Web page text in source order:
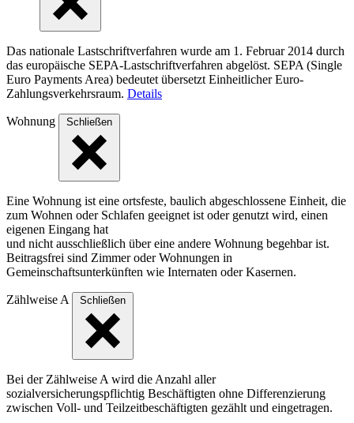
Das nationale Lastschriftverfahren wurde am 1. Februar 2014 durch
das europäische SEPA-Lastschriftverfahren abgelöst. SEPA (Single
Euro Payments Area) bedeutet übersetzt Einheitlicher Euro-
Zahlungsverkehrsraum. Details
Wohnung Schließen
Eine Wohnung ist eine ortsfeste, baulich abgeschlossene Einheit, die
zum Wohnen oder Schlafen geeignet ist oder genutzt wird, einen
eigenen Eingang hat
und nicht ausschließlich über eine andere Wohnung begehbar ist.
Beitragsfrei sind Zimmer oder Wohnungen in
Gemeinschaftsunterkünften wie Internaten oder Kasernen.
Zählweise A Schließen
Bei der Zählweise A wird die Anzahl aller
sozialversicherungspflichtig Beschäftigten ohne Differenzierung
zwischen Voll- und Teilzeitbeschäftigten gezählt und eingetragen.